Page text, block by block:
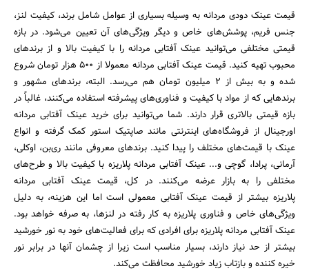
قیمت عینک دودی مردانه به وسیله بسیاری از عوامل شامل برند، کیفیت لنز،
جنس فریم، پوشش‌های خاص و دیگر ویژگی‌های آن تعیین می‌شود. در بازه
قیمتی مختلفی می‌توانید عینک آفتابی مردانه را با کیفیت بالا و از برندهای
محبوب تهیه کنید. قیمت عینک آفتابی مردانه معمولا از ۵۰۰ هزار تومان شروع
شده و به بیش از ۲ میلیون تومان هم می‌رسد. البته، برندهای مشهور و
برندهایی که از مواد با کیفیت و فناوری‌های پیشرفته استفاده می‌کنند، غالباً در
بازه قیمتی بالاتری قرار دارند. شما می‌توانید برای خرید عینک آفتابی مردانه
اورجینال از فروشگاه‌های اینترنتی مانند صاپتیک استور کمک گرفته و انواع
عینک با قیمت‌های مختلف را پیدا کنید. برندهای معروفی مانند ری‌بن، اوکلی،
آرمانی، پرادا، گوچی و... عینک آفتابی مردانه پلاریزه با کیفیت بالا و طرح‌های
مختلفی را به بازار عرضه می‌کنند. در کل، قیمت عینک آفتابی مردانه
پلاریزه بیشتر از قیمت عینک آفتابی معمولی است اما این هزینه، به دلیل
ویژگی‌های خاص و فناوری پلاریزه به کار رفته در لنزها، به صرفه خواهد بود.
عینک آفتابی مردانه پلاریزه برای افرادی که برای فعالیت‌های خود به نور خورشید
بیشتر از حد نیاز دارند، بسیار مناسب است زیرا از چشمان آنها در برابر نور
خیره کننده و بازتاب زیاد خورشید محافظت می‌کند.